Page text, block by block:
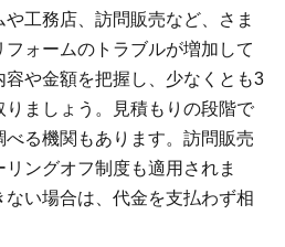
工務店、訪問販売など、さま
ォームのトラブルが増加して
や金額を把握し、少なくとも3
ましょう。見積もりの段階で
る機関もあります。訪問販売
ングオフ制度も適用されま
い場合は、代金を支払わず相